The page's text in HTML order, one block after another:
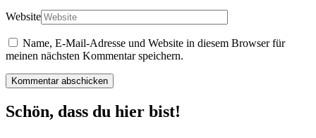
Website
Name, E-Mail-Adresse und Website in diesem Browser für
meinen nächsten Kommentar speichern.
Schön, dass du hier bist!